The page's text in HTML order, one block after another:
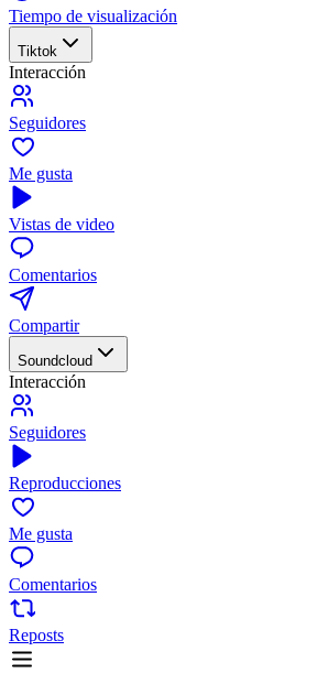
Tiempo de visualización
Tiktok
Interacción
Seguidores
Me gusta
Vistas de video
Comentarios
Compartir
Soundcloud
Interacción
Seguidores
Reproducciones
Me gusta
Comentarios
Reposts